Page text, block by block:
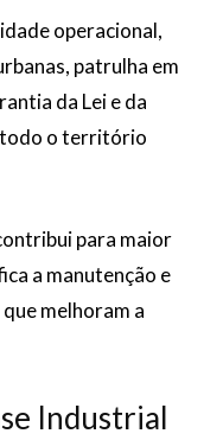
operacional,
patrulha em
da Lei e da
todo o território
para maior
a manutenção e
melhoram a
Industrial